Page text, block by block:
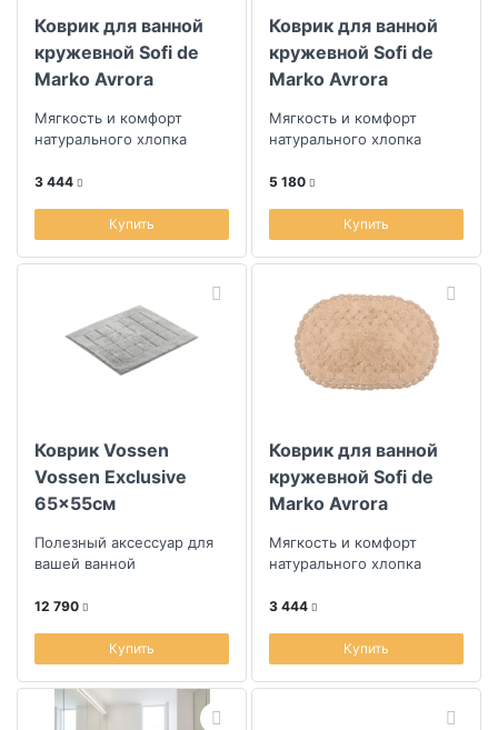
Коврик для ванной
кружевной Sofi de
Marko Avrora
Мягкость и комфорт
натурального хлопка
3 444
Купить
Коврик для ванной
кружевной Sofi de
Marko Avrora
Мягкость и комфорт
натурального хлопка
5 180
Купить
Коврик Vossen
Vossen Exclusive
65x55см
Полезный аксессуар для
вашей ванной
12 790
Купить
Коврик для ванной
кружевной Sofi de
Marko Avrora
Мягкость и комфорт
натурального хлопка
3 444
Купить